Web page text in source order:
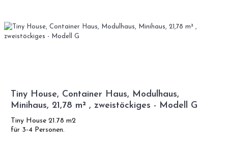
Tiny House, Container Haus, Modulhaus,
Minihaus, 21,78 m² , zweistöckiges - Modell G
Tiny House 21.78 m2
für 3-4 Personen.